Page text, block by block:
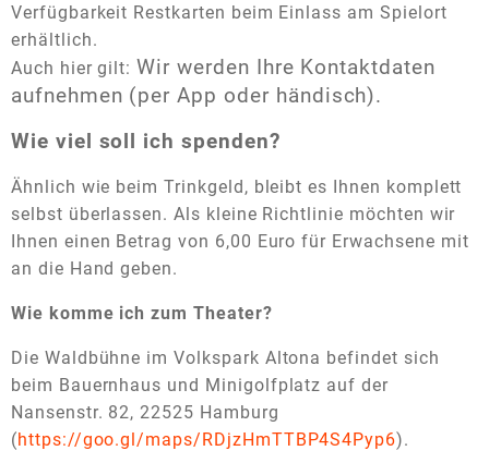
Verfügbarkeit Restkarten beim Einlass am Spielort
erhältlich.
Auch hier gilt: Wir werden Ihre Kontaktdaten
aufnehmen (per App oder händisch).
Wie viel soll ich spenden?
Ähnlich wie beim Trinkgeld, bleibt es Ihnen komplett
selbst überlassen. Als kleine Richtlinie möchten wir
Ihnen einen Betrag von 6,00 Euro für Erwachsene mit
an die Hand geben.
Wie komme ich zum Theater?
Die Waldbühne im Volkspark Altona befindet sich
beim Bauernhaus und Minigolfplatz auf der
Nansenstr. 82, 22525 Hamburg
(https://goo.gl/maps/RDjzHmTTBP4S4Pyp6).